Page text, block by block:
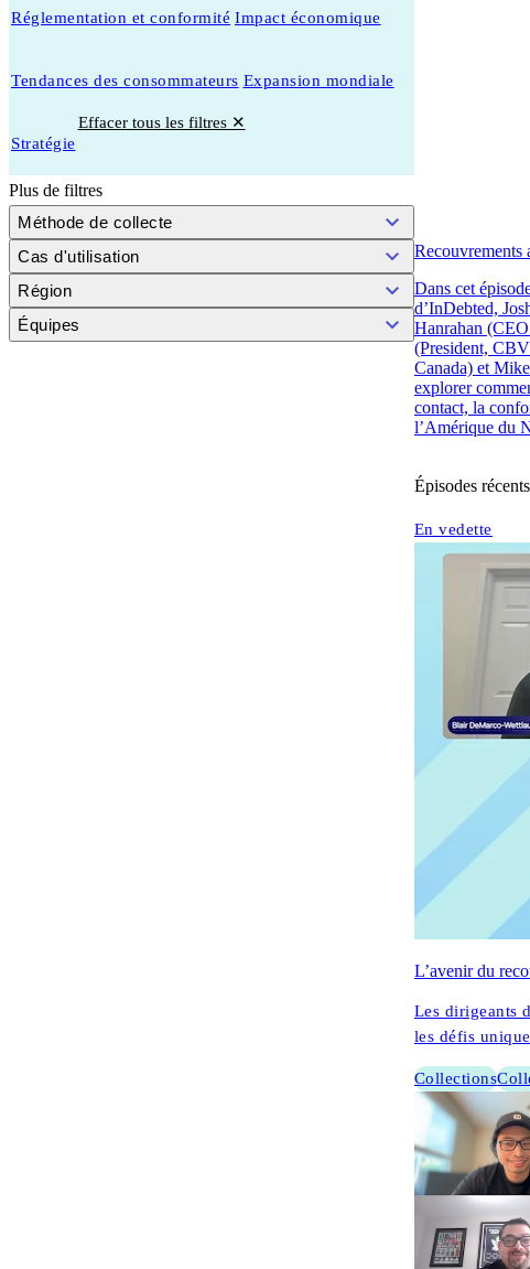
Réglementation et conformité Impact économique
Tendances des consommateurs Expansion mondiale
Stratégie
Effacer tous les filtres ✕
Plus de filtres
Méthode de collecte
Cas d'utilisation
Région
Équipes
Recouvrements
Dans cet
d’InDebted,
Hanrahan
(President,
Canada) et
explorer
contact, la
l’Amérique du
Épisodes récents
En vedette
L’avenir du
Les dirigeants
les défis
Collections